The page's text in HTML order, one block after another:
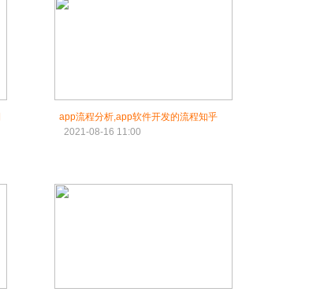
app流程分析,app软件开发的流程知乎
2021-08-16 11:00